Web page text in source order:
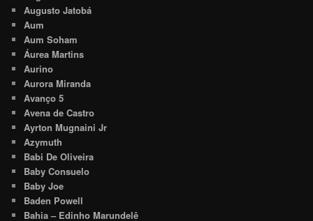
Augusto Jatobá
Aum
Aum Soham
Áurea Martins
Aurino
Aurora Miranda
Avanço 5
Avena de Castro
Ayrton Mugnaini Jr
Azymuth
Babi De Oliveira
Baby Consuelo
Baby Joe
Baden Powell
Bahia – Edinho Marundelê